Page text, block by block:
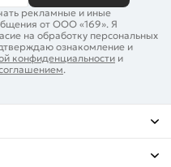
рекламные и иные
от ООО «169». Я
на обработку персональных
ознакомление и
конфиденциальности и
.